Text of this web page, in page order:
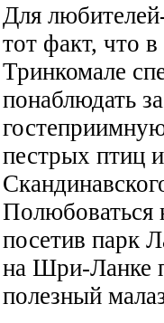
Для
тот факт, что
Тринкомале
понаблюдать
пестрых птиц
Полюбоваться
посетив парк
на Шри-Ланке
полезный